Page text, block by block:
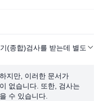
(종합)검사를 받는데 별도
지만, 이러한 문서가
없습니다. 또한, 검사는
수 있습니다.